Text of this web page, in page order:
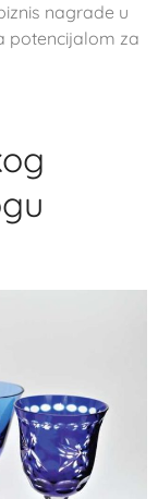
nagrade u
potencijalom za